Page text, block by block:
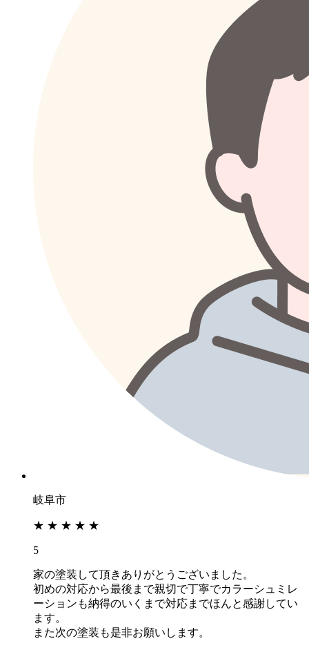
岐阜市
★ ★ ★ ★ ★
5
家の塗装して頂きありがとうございました。
初めの対応から最後まで親切で丁寧でカラーシュミレ
ーションも納得のいくまで対応までほんと感謝してい
ます。
また次の塗装も是非お願いします。